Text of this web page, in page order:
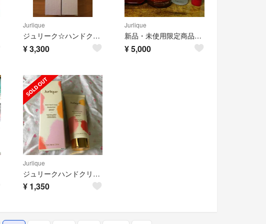
Jurlique
ジュリーク☆ハンドクリームラベンダー
¥3,300
Jurlique
新品・未使用限定商品☆ハーバルシグニチャーセラムキット
¥5,000
Jurlique
ジュリークハンドクリーム75㎖2017年限定ローズ使用期限2019年12月
¥ 1,350